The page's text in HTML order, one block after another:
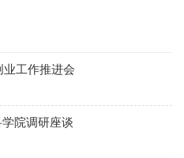
业工作推进会
院调研座谈